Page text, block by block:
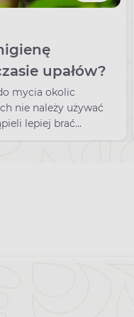
upałów?
mycia okolic
nie należy używać
lepiej brać